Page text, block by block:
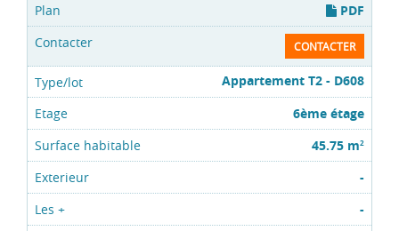
PDF
CONTACTER
Appartement T2 - D608
6ème étage
45.75 m2
-
-